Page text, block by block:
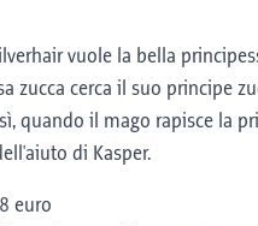
vuole la bella
zucca cerca il suo principe
quando il mago rapisce la
di Kasper.
euro